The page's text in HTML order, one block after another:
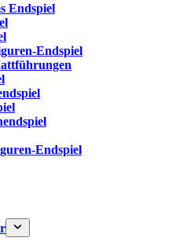
Endspiel
Endspiel
Endspiel